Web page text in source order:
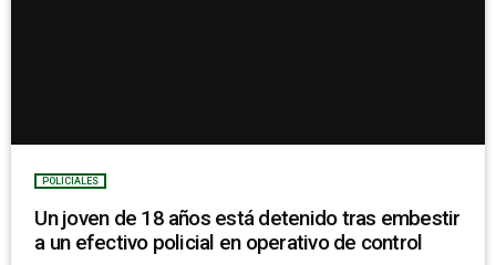
POLICIALES
Un joven de 18 años está detenido tras embestir
a un efectivo policial en operativo de control